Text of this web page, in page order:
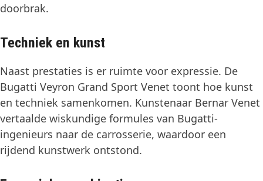
doorbrak.
Techniek en kunst
Naast prestaties is er ruimte voor expressie. De
Bugatti Veyron Grand Sport Venet toont hoe kunst
en techniek samenkomen. Kunstenaar Bernar Venet
vertaalde wiskundige formules van Bugatti-
ingenieurs naar de carrosserie, waardoor een
rijdend kunstwerk ontstond.